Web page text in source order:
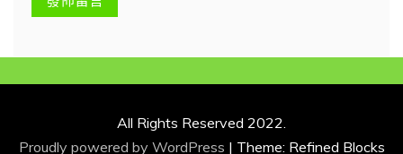
All Rights Reserved 2022.
Proudly powered by WordPress | Theme: Refined Blocks